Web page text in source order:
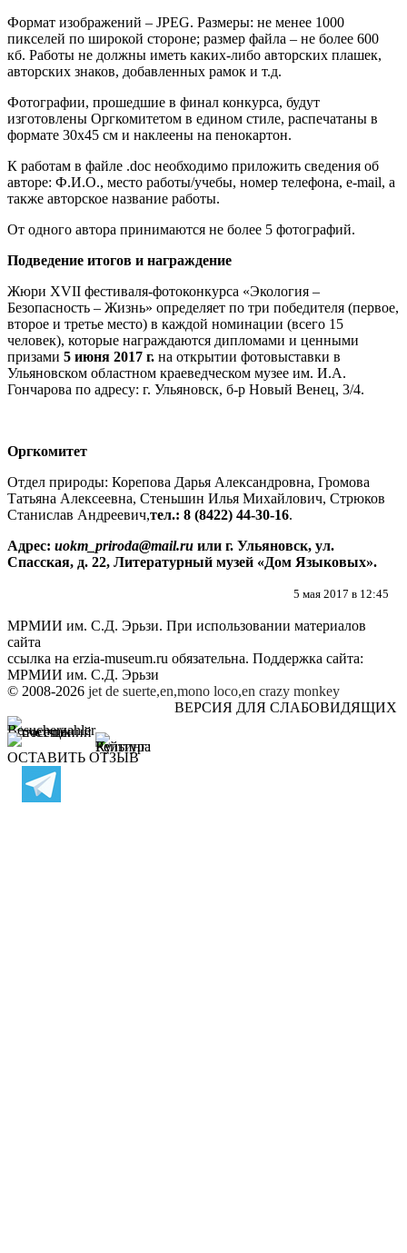
Формат изображений – JPEG. Размеры: не менее 1000
пикселей по широкой стороне; размер файла – не более 600
кб. Работы не должны иметь каких-либо авторских плашек,
авторских знаков, добавленных рамок и т.д.
Фотографии, прошедшие в финал конкурса, будут
изготовлены Оргкомитетом в едином стиле, распечатаны в
формате 30х45 см и наклеены на пенокартон.
К работам в файле .doc необходимо приложить сведения об
авторе: Ф.И.О., место работы/учебы, номер телефона, e-mail, а
также авторское название работы.
От одного автора принимаются не более 5 фотографий.
Подведение итогов и награждение
Жюри XVII фестиваля-фотоконкурса «Экология –
Безопасность – Жизнь» определяет по три победителя (первое,
второе и третье место) в каждой номинации (всего 15
человек), которые награждаются дипломами и ценными
призами 5 июня 2017 г. на открытии фотовыставки в
Ульяновском областном краеведческом музее им. И.А.
Гончарова по адресу: г. Ульяновск, б-р Новый Венец, 3/4.
Оргкомитет
Отдел природы: Корепова Дарья Александровна, Громова
Татьяна Алексеевна, Стеньшин Илья Михайлович, Стрюков
Станислав Андреевич,тел.: 8 (8422) 44-30-16.
Адрес: uokm priroda@mail.ru или г. Ульяновск, ул.
Cпасская, д. 22, Литературный музей «Дом Языковых».
5 мая 2017 в 12:45
МРМИИ им. С.Д. Эрьзи. При использовании материалов
сайта
ссылка на erzia-museum.ru обязательна. Поддержка сайта:
МРМИИ им. С.Д. Эрьзи
© 2008-2026 jet de suerte,en,mono loco,en crazy monkey
ВЕРСИЯ ДЛЯ СЛАБОВИДЯЩИХ
ОСТАВИТЬ ОТЗЫВ